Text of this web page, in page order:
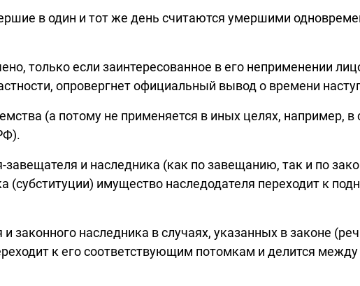
в один и тот же день считаются умершими
только если заинтересованное в его неприменении
опровергнет официальный вывод о времени
(а потому не применяется в иных целях, например,
и наследника (как по завещанию, так и по
(субституции) имущество наследодателя переходит к
законного наследника в случаях, указанных в законе
к его соответствующим потомкам и делится